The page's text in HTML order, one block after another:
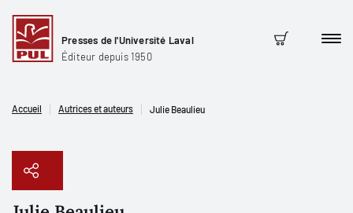
Presses de l'Université Laval
Éditeur depuis 1950
Panier
Accueil Autrices et auteurs Julie Beaulieu